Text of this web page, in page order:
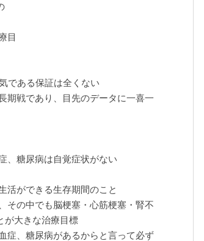
目
である保証は全くない
期戦であり、目先のデータに一喜一
、糖尿病は自覚症状がない
活ができる生存期間のこと
その中でも脳梗塞・心筋梗塞・腎不
が大きな治療目標
症、糖尿病があるからと言って必ず